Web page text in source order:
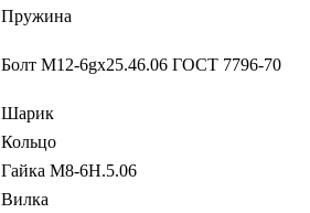
Пружина
Болт М12-6gх25.46.06 ГОСТ 7796-70
Шарик
Кольцо
Гайка М8-6Н.5.06
Вилка